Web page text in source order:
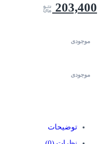
203,400
توضیحات